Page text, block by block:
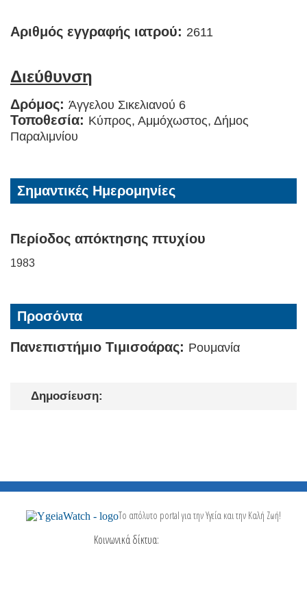
Αριθμός εγγραφής ιατρού: 2611
Διεύθυνση
Δρόμος: Άγγελου Σικελιανού 6
Τοποθεσία: Κύπρος, Αμμόχωστος, Δήμος
Παραλιμνίου
Σημαντικές Ημερομηνίες
Περίοδος απόκτησης πτυχίου
1983
Προσόντα
Πανεπιστήμιο Τιμισοάρας: Ρουμανία
Δημοσίευση:
Το απόλυτο portal για την Υγεία και την Καλή Ζωή!
Κοινωνικά δίκτυα: